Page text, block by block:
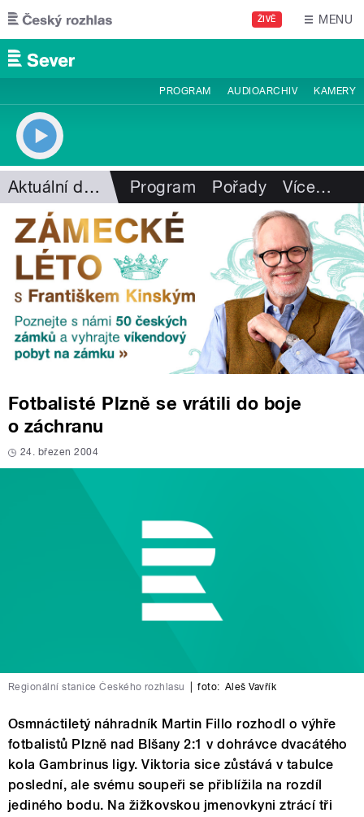
Přejít k hlavnímu obsahu
ŽIVĚ MENU
PROGRAM AUDIOARCHIV KAMERY
Aktuální dění Program Pořady Více…
Fotbalisté Plzně se vrátili do boje
o záchranu
24. březen 2004
Regionální stanice Českého rozhlasu foto: Aleš Vavřík
Osmnáctiletý náhradník Martin Fillo rozhodl o výhře
fotbalistů Plzně nad Blšany 2:1 v dohrávce dvacátého
kola Gambrinus ligy. Viktoria sice zůstává v tabulce
poslední, ale svému soupeři se přiblížila na rozdíl
jediného bodu. Na žižkovskou jmenovkyni ztrácí tři